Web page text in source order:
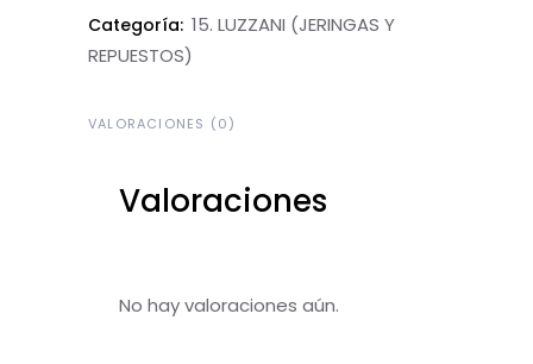
Categoría: 15. LUZZANI (JERINGAS Y
REPUESTOS)
VALORACIONES (0)
Valoraciones
No hay valoraciones aún.